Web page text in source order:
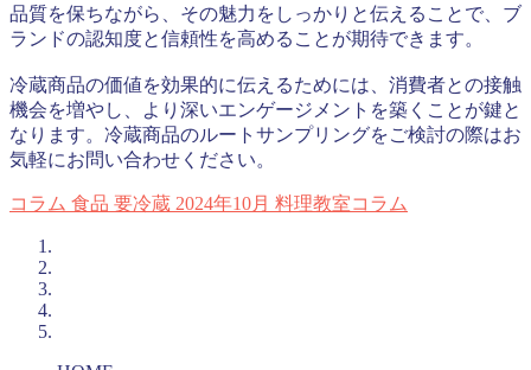
品質を保ちながら、その魅力をしっかりと伝えることで、ブ
ランドの認知度と信頼性を高めることが期待できます。
冷蔵商品の価値を効果的に伝えるためには、消費者との接触
機会を増やし、より深いエンゲージメントを築くことが鍵と
なります。冷蔵商品のルートサンプリングをご検討の際はお
気軽にお問い合わせください。
コラム 食品 要冷蔵 2024年10月 料理教室コラム